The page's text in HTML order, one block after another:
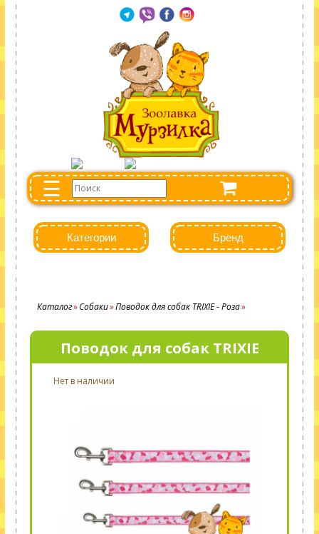
☰
Категории Бренд
Каталог Собаки Поводок для собак TRIXIE - Роза
Поводок для собак TRIXIE
Нет в наличии